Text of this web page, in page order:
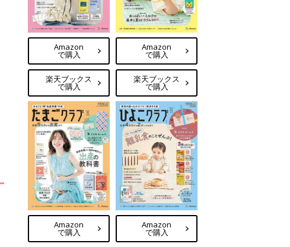
Amazon
で購入
楽天ブックス
で購入
Amazon
で購入
楽天ブックス
で購入
Amazon
で購入
Amazon
で購入